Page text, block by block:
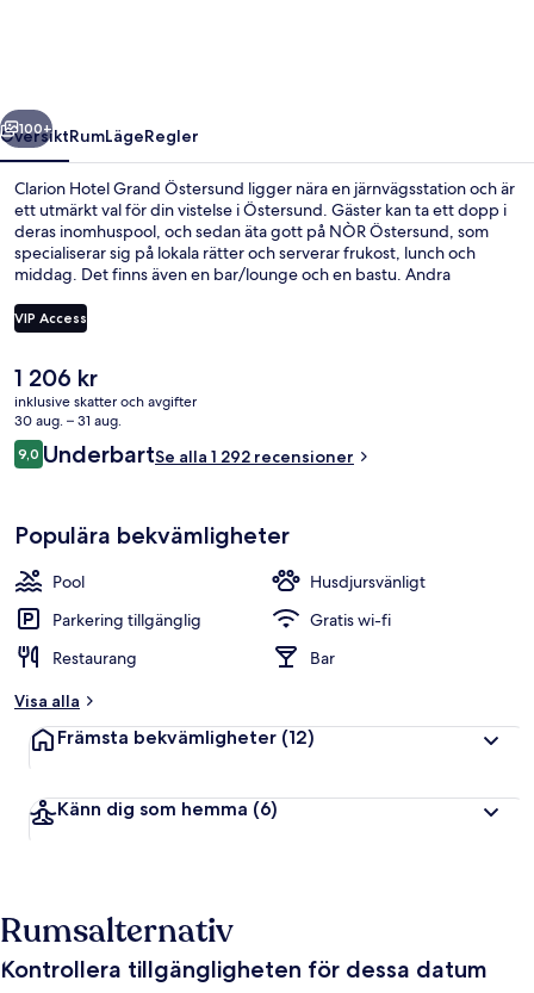
Nästa
100+
ÖversiktRumLägeRegler
Clarion Hotel Grand Östersund ligger nära en järnvägsstation och är
ett utmärkt val för din vistelse i Östersund. Gäster kan ta ett dopp i
deras inomhuspool, och sedan äta gott på NÒR Östersund, som
specialiserar sig på lokala rätter och serverar frukost, lunch och
middag. Det finns även en bar/lounge och en bastu. Andra
VIP Access
Det
nuvarande
priset
är
1 206 kr
1 206 kr
inklusive skatter och avgifter
30 aug. – 31 aug.
Recensioner
9,09,0 av 10,
UnderbartSe alla 1 292 recensioner
Populära bekvämligheter
Pool
Husdjursvänligt
Parkering tillgänglig
Gratis wi-fi
Restaurang
Bar
Visa alla
Främsta bekvämligheter (12)
Känn dig som hemma (6)
Rumsalternativ
Kontrollera tillgängligheten för dessa datum